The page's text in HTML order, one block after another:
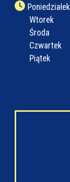
Poniedziałek
Wtorek
Środa
Czwartek
Piątek